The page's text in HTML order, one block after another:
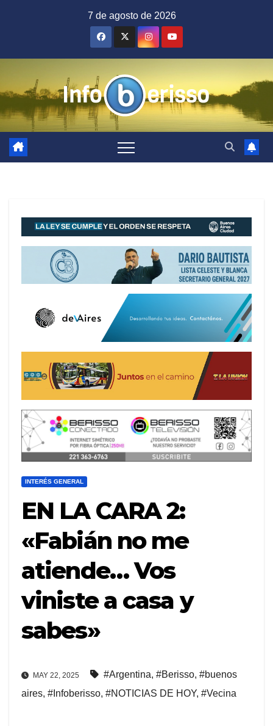
7 de agosto de 2026
INTERÉS GENERAL
EN LA CARA 2:
«Fabián no me
atiende… Vos
viniste a casa y
sabes»
MAY 22, 2025 #Argentina, #Berisso, #buenos
aires, #Infoberisso, #NOTICIAS DE HOY, #Vecina